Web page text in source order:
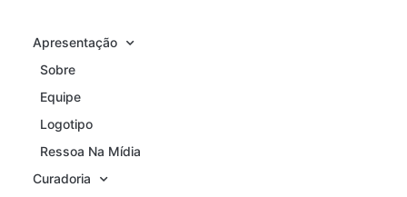
Apresentação
Sobre
Equipe
Logotipo
Ressoa Na Mídia
Curadoria